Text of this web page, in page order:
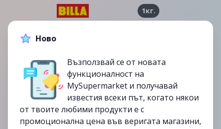
1кг.
10.99лв.
23/07
изтекла
Ново
Възползвай се от новата
функционалност на
MySupermarket и получавай
известия всеки път, когато някои
от твоите любими продукти е с
промоционална цена във веригата магазини,